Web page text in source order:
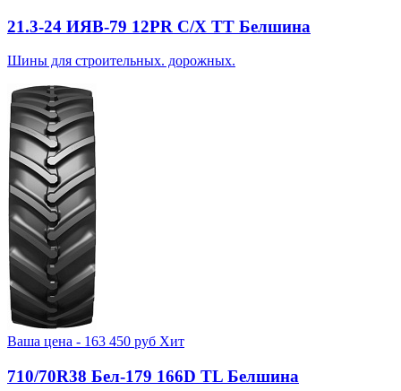
21.3-24 ИЯВ-79 12PR С/Х TT Белшина
Шины для строительных. дорожных.
Ваша цена - 163 450 руб Хит
710/70R38 Бел-179 166D TL Белшина